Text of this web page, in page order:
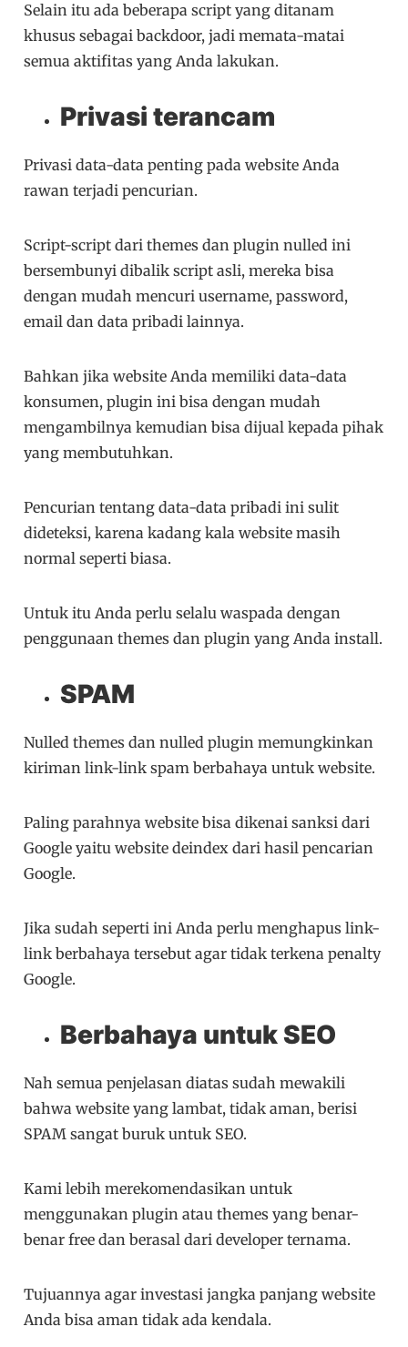
Selain itu ada beberapa script yang ditanam
khusus sebagai backdoor, jadi memata-matai
semua aktifitas yang Anda lakukan.
Privasi terancam
Privasi data-data penting pada website Anda
rawan terjadi pencurian.
Script-script dari themes dan plugin nulled ini
bersembunyi dibalik script asli, mereka bisa
dengan mudah mencuri username, password,
email dan data pribadi lainnya.
Bahkan jika website Anda memiliki data-data
konsumen, plugin ini bisa dengan mudah
mengambilnya kemudian bisa dijual kepada pihak
yang membutuhkan.
Pencurian tentang data-data pribadi ini sulit
dideteksi, karena kadang kala website masih
normal seperti biasa.
Untuk itu Anda perlu selalu waspada dengan
penggunaan themes dan plugin yang Anda install.
SPAM
Nulled themes dan nulled plugin memungkinkan
kiriman link-link spam berbahaya untuk website.
Paling parahnya website bisa dikenai sanksi dari
Google yaitu website deindex dari hasil pencarian
Google.
Jika sudah seperti ini Anda perlu menghapus link-
link berbahaya tersebut agar tidak terkena penalty
Google.
Berbahaya untuk SEO
Nah semua penjelasan diatas sudah mewakili
bahwa website yang lambat, tidak aman, berisi
SPAM sangat buruk untuk SEO.
Kami lebih merekomendasikan untuk
menggunakan plugin atau themes yang benar-
benar free dan berasal dari developer ternama.
Tujuannya agar investasi jangka panjang website
Anda bisa aman tidak ada kendala.